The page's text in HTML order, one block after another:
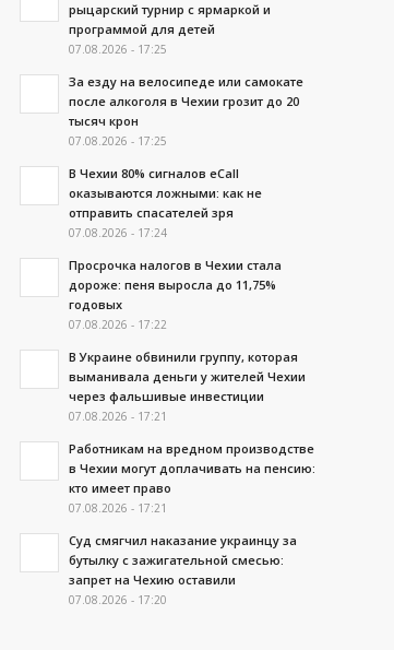
рыцарский турнир с ярмаркой и
программой для детей
07.08.2026 - 17:25
За езду на велосипеде или самокате
после алкоголя в Чехии грозит до 20
тысяч крон
07.08.2026 - 17:25
В Чехии 80% сигналов eCall
оказываются ложными: как не
отправить спасателей зря
07.08.2026 - 17:24
Просрочка налогов в Чехии стала
дороже: пеня выросла до 11,75%
годовых
07.08.2026 - 17:22
В Украине обвинили группу, которая
выманивала деньги у жителей Чехии
через фальшивые инвестиции
07.08.2026 - 17:21
Работникам на вредном производстве
в Чехии могут доплачивать на пенсию:
кто имеет право
07.08.2026 - 17:21
Суд смягчил наказание украинцу за
бутылку с зажигательной смесью:
запрет на Чехию оставили
07.08.2026 - 17:20